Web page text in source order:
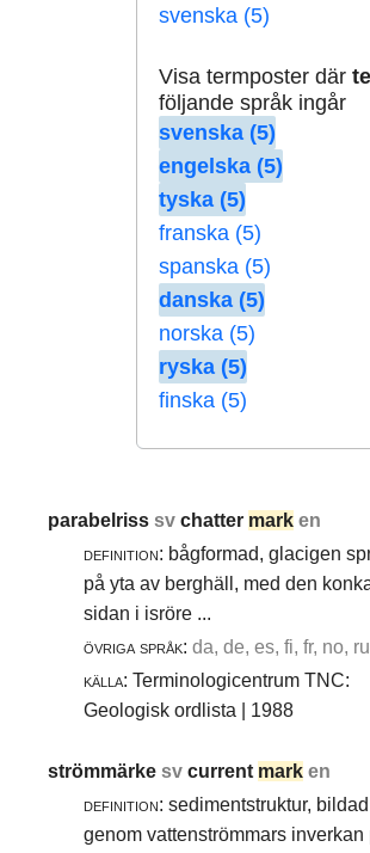
svenska (5)
Visa termposter där
följande språk ingår
svenska (5)
engelska (5)
tyska (5)
franska (5)
spanska (5)
danska (5)
norska (5)
ryska (5)
finska (5)
parabelrisssvchatter mark en
definition: bågformad, glacigen
på yta av berghäll, med den
sidan i isröre ...
övriga språk: da, de, es, fi, fr, no, ru
källa: Terminologicentrum TNC:
Geologisk ordlista | 1988
strömmärkesvcurrent mark en
definition: sedimentstruktur, bildad
genom vattenströmmars inverkan